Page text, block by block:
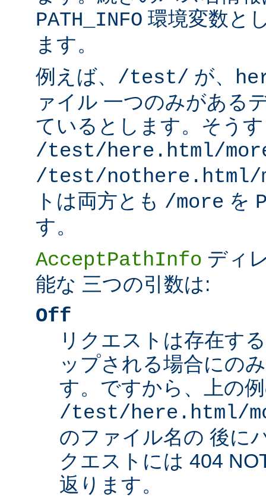
PATH_INFO 環境変数と
ます。
例えば、 /test/ が、
ァイル 一つのみがある
ているとします。そう
/test/here.html/
/test/nothere.html/
トは両方とも /more を
す。
AcceptPathInfo ディ
能な 三つの引数は:
Off
リクエストは存在す
ップされる場合にの
す。ですから、上の
/test/here.html/
のファイル名の 後に
クエストには 404
返ります。